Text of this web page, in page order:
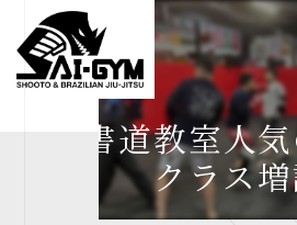
書道教室人
クラス